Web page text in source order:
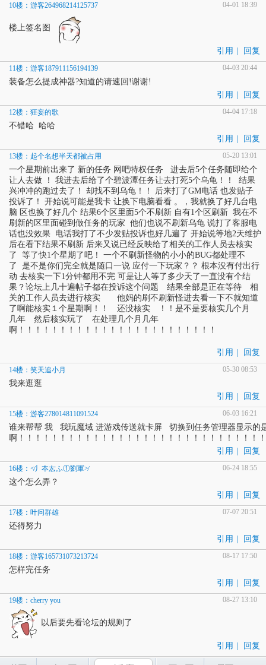
10楼：游客264968214125737 04-01 18:39
楼上签名图
引用 回复
11楼：游客187911156194139 04-03 20:44
装备怎么提成神器?知道的请速回!谢谢!
引用
回复
12楼：狂妄的歌 04-04 17:18
不错哈 哈哈
引用
回复
13楼：起个名想半天都被占用 05-20 13:01
一个星期前出来了 新的任务 网吧特权任务 进去后5个任务随即给个
让人去做 ！ 我进去后给了个碧波潭任务让去打死5个乌龟！！ 结果
兴冲冲的跑过去了！ 却找不到乌龟！！ 后来打了GM电话 也发贴子
投诉了！ 开始说可能是我卡 让换下电脑看看 。，我就换了好几台电
脑 区也换了好几个 结果6个区里面5个不刷新 自有1个区刷新 我在不
刷新的区里面碰到做任务的玩家 他们也说不刷新乌龟 说打了客服电
话也没效果 电话我打了不少发贴投诉也好几遍了 开始说等地2天维护
后在看下结果不刷新 后来又说已经反映给了相关的工作人员去核实
了 等了快1个星期了吧！ 一个不刷新怪物的小小的BUG都处理不
了 是不是你们完全就是随口一说 应付一下玩家？？ 根本没有付出行
动 去核实一下1分钟都用不完 可是让人等了多少天了一直没有个结
果？论坛上几十遍帖子都在投诉这个问题 结果全部是正在等待 相
关的工作人员去进行核实 他妈的刷不刷新怪进去看一下不就知道
了啊能核实１个星期啊！！ 还没核实 ！！是不是要核实几个月
几年 然后核实玩了 在处理几个月几年
啊！！！！！！！！！！！！！！！！！！！！！！！！
引用 回复
14楼：笑天追小月 05-30 08:53
我来逛逛
引用
回复
15楼：游客278014811091524 06-03 16:21
谁来帮帮 我 我玩魔域 进游戏传送就卡屏 切换到任务管理器显示的
啊！！！！！！！！！！！！！！！！！！！！！！！！！！！！！
引用
回复
16楼：≮丿夲厷ふ①劉軍≯ 06-24 18:55
这个怎么弄？
引用
回复
17楼：叶问群雄 07-07 20:51
还得努力
引用
回复
18楼：游客165731073213724 08-17 17:50
怎样完任务
引用
回复
19楼：cherry you 08-27 13:10
以后要先看论坛的规则了
引用 回复